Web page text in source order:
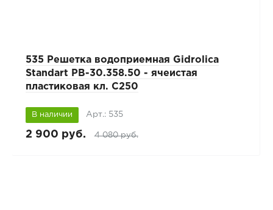
535 Решетка водоприемная Gidrolica
Standart РВ-30.358.50 - ячеистая
пластиковая кл. С250
В наличии Арт.: 535
2 900 руб. 4 080 руб.